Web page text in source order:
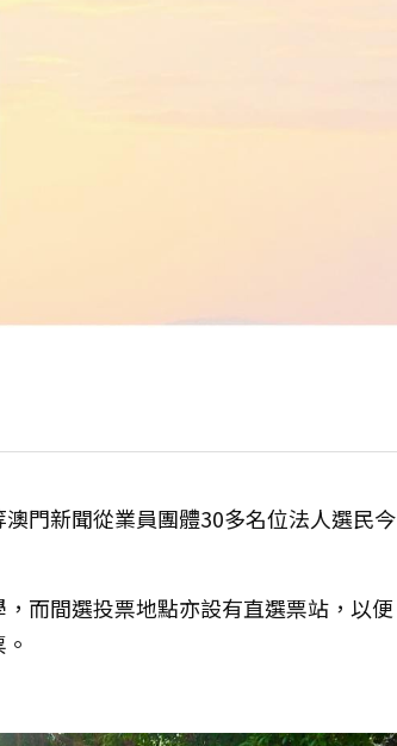
門新聞從業員團體30多名位法人選民今
而間選投票地點亦設有直選票站，以便